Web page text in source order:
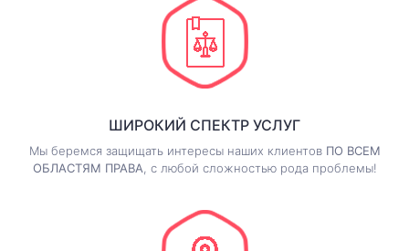
ШИРОКИЙ СПЕКТР УСЛУГ
Мы беремся защищать интересы наших клиентов ПО ВСЕМ
ОБЛАСТЯМ ПРАВА , с любой сложностью рода проблемы!